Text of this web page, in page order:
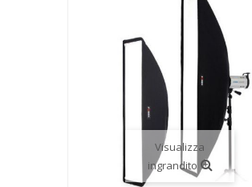
Visualizza
ingrandito